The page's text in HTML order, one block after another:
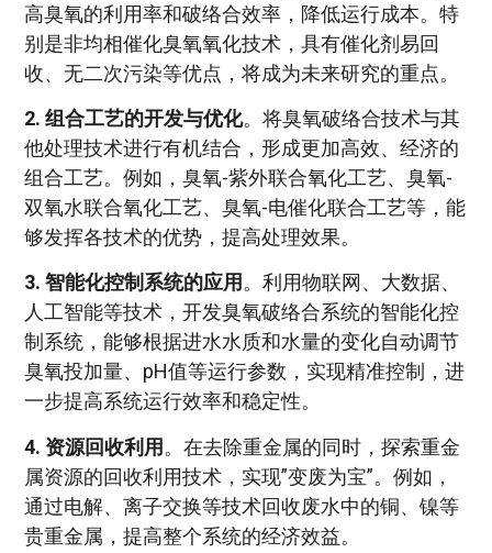
高臭氧的利用率和破络合效率，降低运行成本。特
别是非均相催化臭氧氧化技术，具有催化剂易回
收、无二次污染等优点，将成为未来研究的重点。
2. 组合工艺的开发与优化。将臭氧破络合技术与其
他处理技术进行有机结合，形成更加高效、经济的
组合工艺。例如，臭氧-紫外联合氧化工艺、臭氧-
双氧水联合氧化工艺、臭氧-电催化联合工艺等，能
够发挥各技术的优势，提高处理效果。
3. 智能化控制系统的应用。利用物联网、大数据、
人工智能等技术，开发臭氧破络合系统的智能化控
制系统，能够根据进水水质和水量的变化自动调节
臭氧投加量、pH值等运行参数，实现精准控制，进
一步提高系统运行效率和稳定性。
4. 资源回收利用。在去除重金属的同时，探索重金
属资源的回收利用技术，实现”变废为宝”。例如，
通过电解、离子交换等技术回收废水中的铜、镍等
贵重金属，提高整个系统的经济效益。